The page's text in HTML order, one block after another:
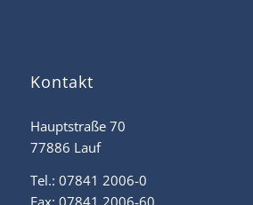
Kontakt
Hauptstraße 70
77886 Lauf
Tel.: 07841 2006-0
Fax: 07841 2006-60